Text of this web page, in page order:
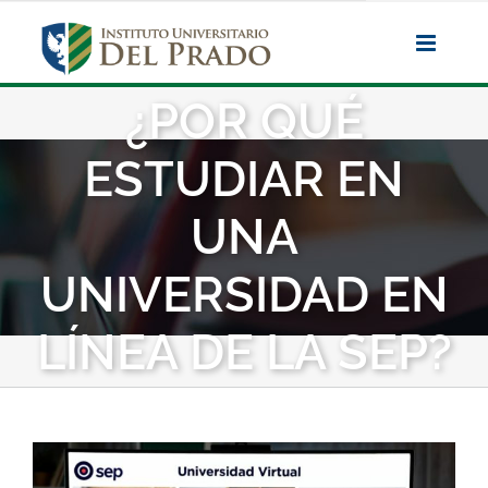
contenido
¿POR QUÉ
ESTUDIAR EN
UNA
UNIVERSIDAD EN
LÍNEA DE LA SEP?
imagen